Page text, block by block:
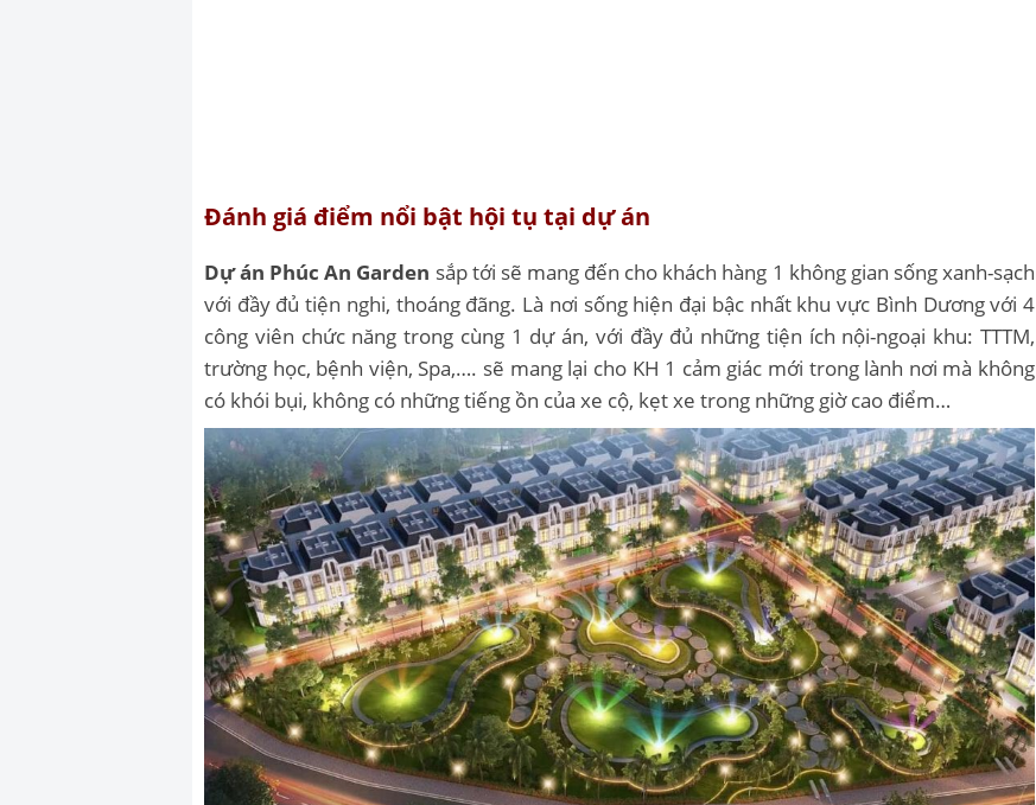
Đánh giá điểm nổi bật hội tụ tại dự án
Dự án Phúc An Garden sắp tới sẽ mang đến cho khách hàng 1 không gian sống xanh-sạch
với đầy đủ tiện nghi, thoáng đãng. Là nơi sống hiện đại bậc nhất khu vực Bình Dương với 4
công viên chức năng trong cùng 1 dự án, với đầy đủ những tiện ích nội-ngoại khu: TTTM,
trường học, bệnh viện, Spa,…. sẽ mang lại cho KH 1 cảm giác mới trong lành nơi mà không
có khói bụi, không có những tiếng ồn của xe cộ, kẹt xe trong những giờ cao điểm…